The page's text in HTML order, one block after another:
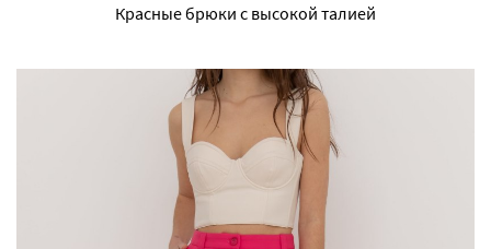
Красные брюки с высокой талией